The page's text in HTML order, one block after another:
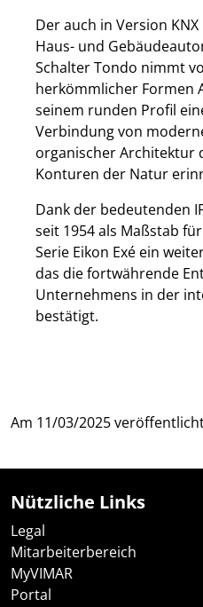
Der auch in Version
Haus- und
Schalter Tondo nimmt
herkömmlicher Formen
seinem runden Profil
Verbindung von
organischer Architektur
Konturen der Natur
Dank der bedeutenden
seit 1954 als Maßstab
Serie Eikon Exé ein
das die fortwährende
Unternehmens in der
bestätigt.
Am 11/03/2025
Nützliche Links
Legal
Mitarbeiterbereich
MyVIMAR
Portal